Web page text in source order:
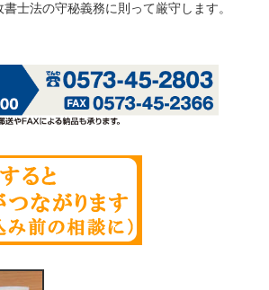
士法の守秘義務に則って厳守します。